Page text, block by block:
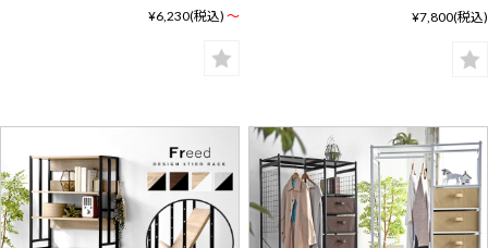
¥6,230(税込) ～ ¥7,800(税込)